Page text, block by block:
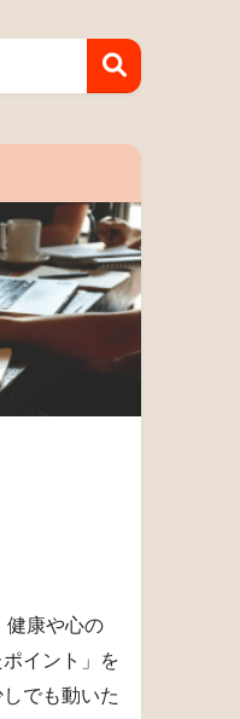
健康や心の
イント」を
でも動いた